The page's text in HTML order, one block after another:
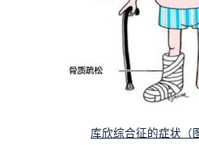
库欣综合征的症状（